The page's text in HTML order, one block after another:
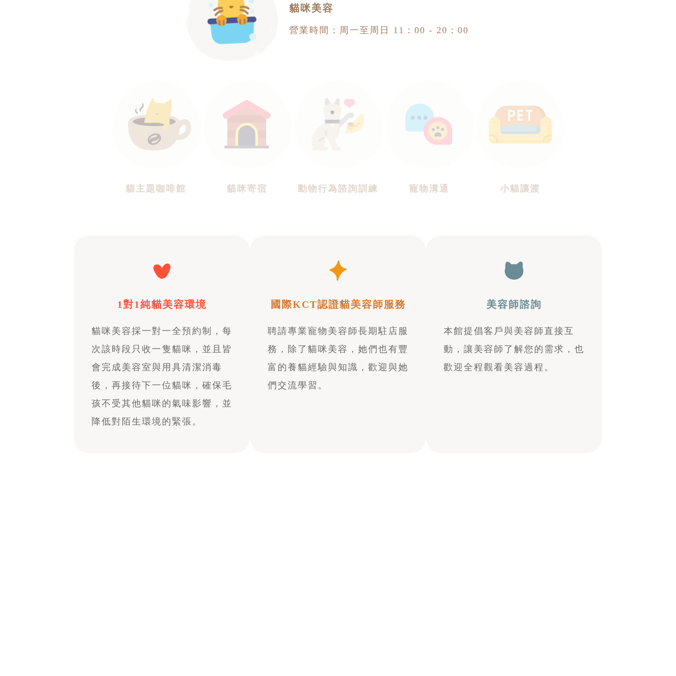
貓咪美容
營業時間：周一至周日 11：00 - 20：00
貓主題咖啡館 貓咪寄宿 動物行為諮詢訓練 寵物溝通 小貓讓渡
1對1純貓美容環境
貓咪美容採一對一全預約制，每
次該時段只收一隻貓咪，並且皆
會完成美容室與用具清潔消毒
後，再接待下一位貓咪，確保毛
孩不受其他貓咪的氣味影響，並
降低對陌生環境的緊張。
國際KCT認證貓美容師服務
聘請專業寵物美容師長期駐店服
務，除了貓咪美容，她們也有豐
富的養貓經驗與知識，歡迎與她
們交流學習。
美容師諮詢
本館提倡客戶與美容師直接互
動，讓美容師了解您的需求，也
歡迎全程觀看美容過程。